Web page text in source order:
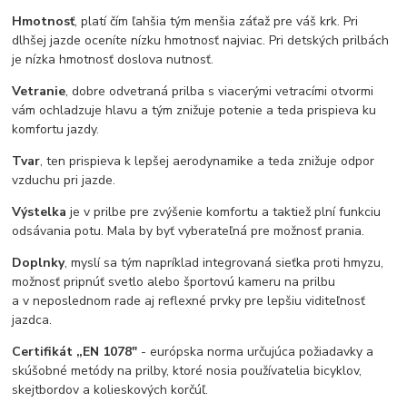
Hmotnosť, platí čím ľahšia tým menšia záťaž pre váš krk. Pri
dlhšej jazde oceníte nízku hmotnosť najviac. Pri detských prilbách
je nízka hmotnosť doslova nutnosť.
Vetranie, dobre odvetraná prilba s viacerými vetracími otvormi
vám ochladzuje hlavu a tým znižuje potenie a teda prispieva ku
komfortu jazdy.
Tvar, ten prispieva k lepšej aerodynamike a teda znižuje odpor
vzduchu pri jazde.
Výstelka je v prilbe pre zvýšenie komfortu a taktiež plní funkciu
odsávania potu. Mala by byť vyberateľná pre možnosť prania.
Doplnky, myslí sa tým napríklad integrovaná sieťka proti hmyzu,
možnosť pripnúť svetlo alebo športovú kameru na prilbu
a v neposlednom rade aj reflexné prvky pre lepšiu viditeľnosť
jazdca.
Certifikát „EN 1078" - európska norma určujúca požiadavky a
skúšobné metódy na prilby, ktoré nosia používatelia bicyklov,
skejtbordov a kolieskových korčúľ.